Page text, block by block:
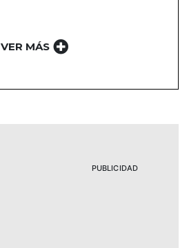
VER MÁS
PUBLICIDAD